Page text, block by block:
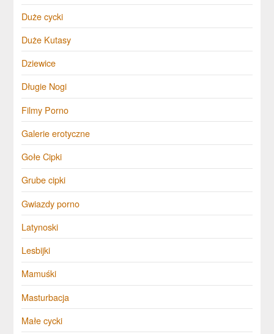
Duże cycki
Duże Kutasy
Dziewice
Długie Nogi
Filmy Porno
Galerie erotyczne
Gołe Cipki
Grube cipki
Gwiazdy porno
Latynoski
Lesbijki
Mamuśki
Masturbacja
Małe cycki